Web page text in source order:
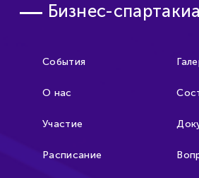
Бизнес-
События
О нас
Участие
Расписание